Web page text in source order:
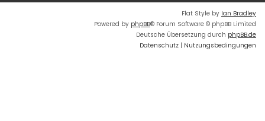
Flat Style by Ian Bradley
Powered by phpBB® Forum Software © phpBB Limited
Deutsche Übersetzung durch phpBB.de
Datenschutz | Nutzungsbedingungen